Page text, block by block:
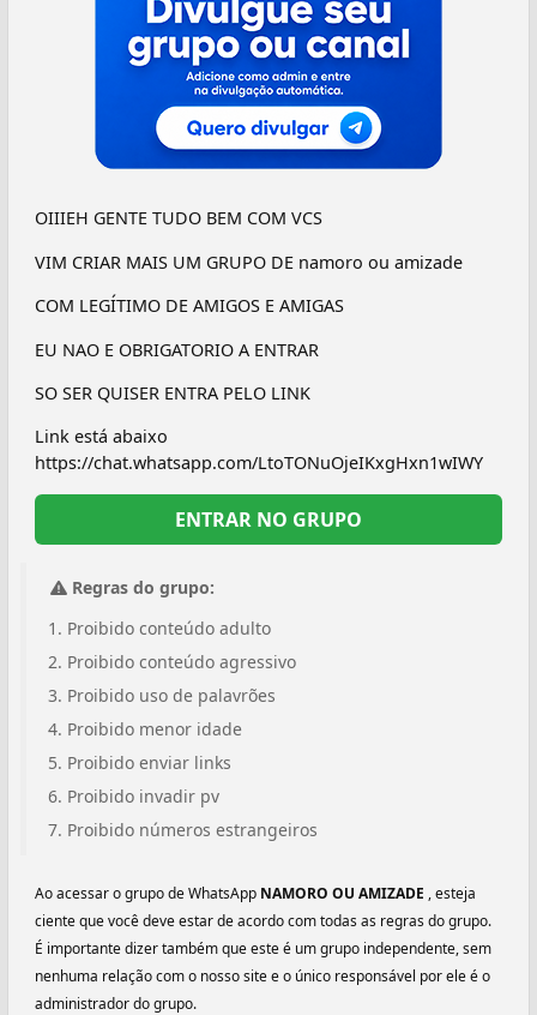
OIIIEH GENTE TUDO BEM COM VCS
VIM CRIAR MAIS UM GRUPO DE namoro ou amizade
COM LEGÍTIMO DE AMIGOS E AMIGAS
EU NAO E OBRIGATORIO A ENTRAR
SO SER QUISER ENTRA PELO LINK
Link está abaixo
https://chat.whatsapp.com/LtoTONuOjeIKxgHxn1wIWY
ENTRAR NO GRUPO
Regras do grupo:
Proibido conteúdo adulto
Proibido conteúdo agressivo
Proibido uso de palavrões
Proibido menor idade
Proibido enviar links
Proibido invadir pv
Proibido números estrangeiros
Ao acessar o grupo de WhatsApp NAMORO OU AMIZADE , esteja
ciente que você deve estar de acordo com todas as regras do grupo.
É importante dizer também que este é um grupo independente, sem
nenhuma relação com o nosso site e o único responsável por ele é o
administrador do grupo.